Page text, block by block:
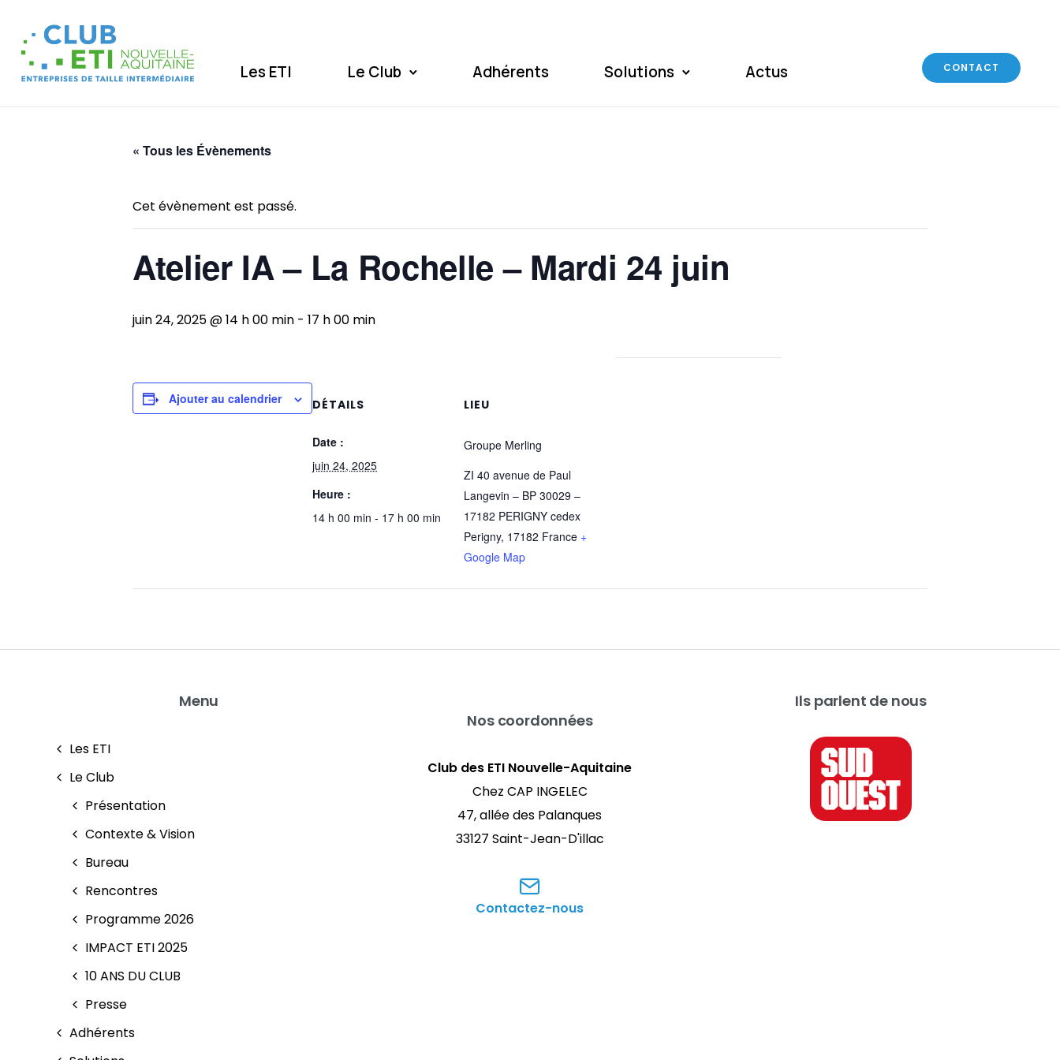
Les ETI Le Club Adhérents Solutions Actus CONTACT
« Tous les Évènements
Cet évènement est passé.
Atelier IA – La Rochelle – Mardi 24 juin
juin 24, 2025 @ 14 h 00 min - 17 h 00 min
Ajouter au calendrier DÉTAILS
Date :
juin 24, 2025
Heure :
14 h 00 min - 17 h 00 min
LIEU
Groupe Merling
ZI 40 avenue de Paul
Langevin – BP 30029 –
17182 PERIGNY cedex
Perigny, 17182 France +
Google Map
Menu
Les ETI
Le Club
Présentation
Contexte & Vision
Bureau
Rencontres
Programme 2026
IMPACT ETI 2025
10 ANS DU CLUB
Presse
Adhérents
Nos coordonnées
Club des ETI Nouvelle-Aquitaine
Chez CAP INGELEC
47, allée des Palanques
33127 Saint-Jean-D'illac
Contactez-nous
Ils parlent de nous